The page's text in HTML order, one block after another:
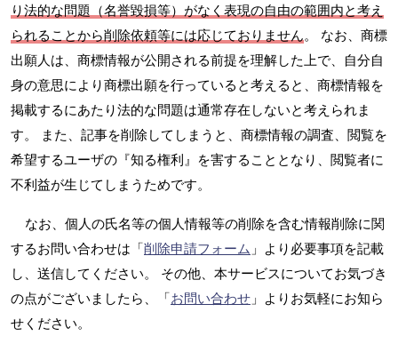
り法的な問題（名誉毀損等）がなく表現の自由の範囲内と考え
られることから削除依頼等には応じておりません。 なお、商標
出願人は、商標情報が公開される前提を理解した上で、自分自
身の意思により商標出願を行っていると考えると、商標情報を
掲載するにあたり法的な問題は通常存在しないと考えられま
す。 また、記事を削除してしまうと、商標情報の調査、閲覧を
希望するユーザの『知る権利』を害することとなり、閲覧者に
不利益が生じてしまうためです。
なお、個人の氏名等の個人情報等の削除を含む情報削除に関
するお問い合わせは「削除申請フォーム 」より必要事項を記載
し、送信してください。 その他、本サービスについてお気づき
の点がございましたら、「お問い合わせ 」よりお気軽にお知ら
せください。